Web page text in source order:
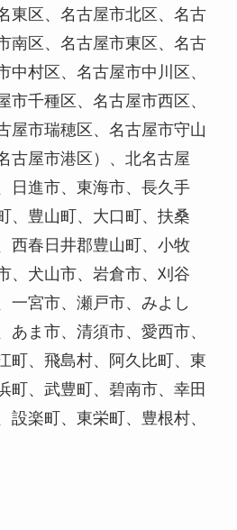
東区、名古屋市北区、名古
南区、名古屋市東区、名古
中村区、名古屋市中川区、
市千種区、名古屋市西区、
屋市瑞穂区、名古屋市守山
古屋市港区）、北名古屋
日進市、東海市、長久手
、豊山町、大口町、扶桑
西春日井郡豊山町、小牧
、犬山市、岩倉市、刈谷
一宮市、瀬戸市、みよし
あま市、清須市、愛西市、
町、飛島村、阿久比町、東
町、武豊町、碧南市、幸田
設楽町、東栄町、豊根村、